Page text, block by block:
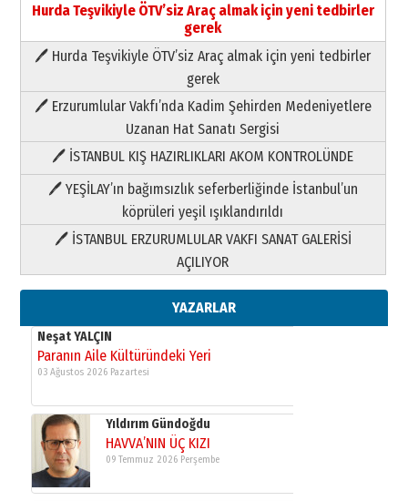
Hurda Teşvikiyle ÖTV’siz Araç almak için yeni tedbirler
gerek
🖊 Hurda Teşvikiyle ÖTV’siz Araç almak için yeni tedbirler
gerek
🖊 Erzurumlular Vakfı’nda Kadim Şehirden Medeniyetlere
Uzanan Hat Sanatı Sergisi
🖊 İSTANBUL KIŞ HAZIRLIKLARI AKOM KONTROLÜNDE
🖊 YEŞİLAY’ın bağımsızlık seferberliğinde İstanbul’un
köprüleri yeşil ışıklandırıldı
🖊 İSTANBUL ERZURUMLULAR VAKFI SANAT GALERİSİ
AÇILIYOR
YAZARLAR
Paranın Aile Kültüründeki Yeri
03 Ağustos 2026 Pazartesi
Yıldırım Gündoğdu
HAVVA’NIN ÜÇ KIZI
09 Temmuz 2026 Perşembe
Yusuf POLAT
Şampiyonluk Sebahattin Şirin’e
11 Mayıs 2026 Pazartesi
Neşat YALÇIN
Paranın Aile Kültüründeki Yeri
03 Ağustos 2026 Pazartesi
Yıldırım Gündoğdu
HAVVA’NIN ÜÇ KIZI
09 Temmuz 2026 Perşembe